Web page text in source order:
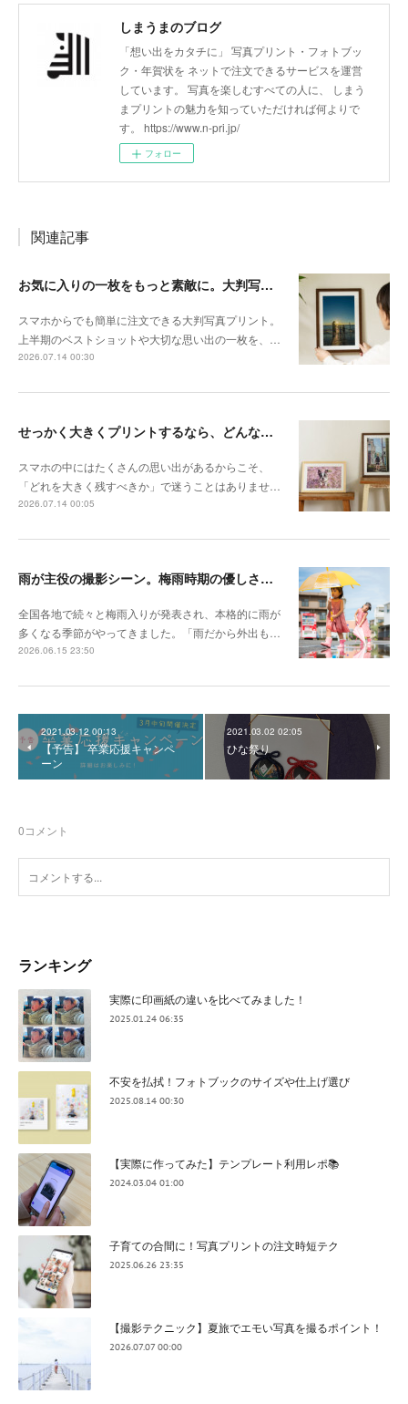
しまうまのブログ
「想い出をカタチに」 写真プリント・フォトブッ
ク・年賀状を ネットで注文できるサービスを運営
しています。 写真を楽しむすべての人に、 しまう
まプリントの魅力を知っていただければ何よりで
す。 https://www.n-pri.jp/
フォロー
関連記事
お気に入りの一枚をもっと素敵に。大判写真プリントの飾り方
スマホからでも簡単に注文できる大判写真プリント。
上半期のベストショットや大切な思い出の一枚を、…
2026.07.14 00:30
せっかく大きくプリントするなら、どんな写真が向いている？
スマホの中にはたくさんの思い出があるからこそ、
「どれを大きく残すべきか」で迷うことはありませ…
2026.07.14 00:05
雨が主役の撮影シーン。梅雨時期の優しさを切り取る撮影テクニック
全国各地で続々と梅雨入りが発表され、本格的に雨が
多くなる季節がやってきました。「雨だから外出も…
2026.06.15 23:50
2021.03.12 00:13
【予告】 卒業応援キャンペ
ーン
2021.03.02 02:05
ひな祭り
0コメント
ランキング
実際に印画紙の違いを比べてみました！
2025.01.24 06:35
不安を払拭！フォトブックのサイズや仕上げ選び
2025.08.14 00:30
【実際に作ってみた】テンプレート利用レポ📚
2024.03.04 01:00
子育ての合間に！写真プリントの注文時短テク
2025.06.26 23:35
【撮影テクニック】夏旅でエモい写真を撮るポイント！
2026.07.07 00:00